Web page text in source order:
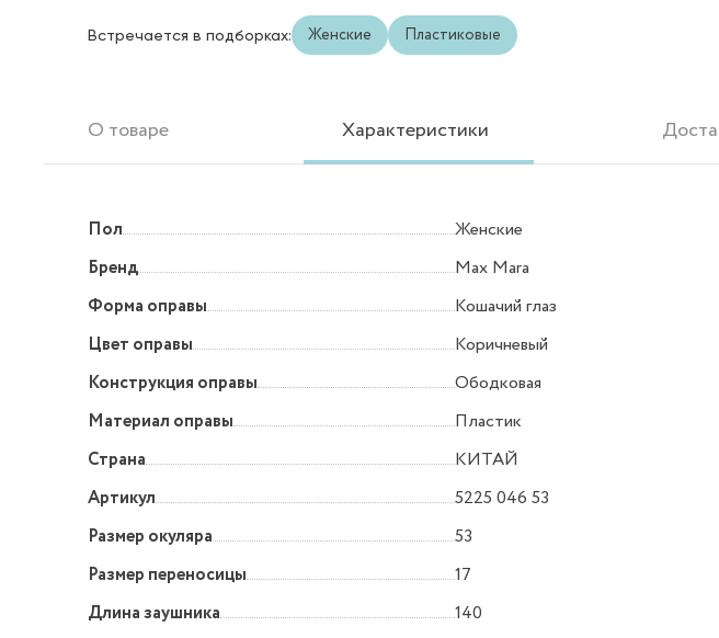
Встречается в подборках: Женские Пластиковые
О товаре Характеристики
Пол
Женские
Бренд
Max Mara
Форма оправы
Кошачий глаз
Цвет оправы
Коричневый
Конструкция оправы
Ободковая
Материал оправы
Пластик
Страна
КИТАЙ
Артикул
5225 046 53
Размер окуляра
53
Размер переносицы
17
Длина заушника
140